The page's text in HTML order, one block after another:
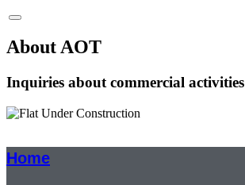
About AOT
Inquiries about commercial activities
Home